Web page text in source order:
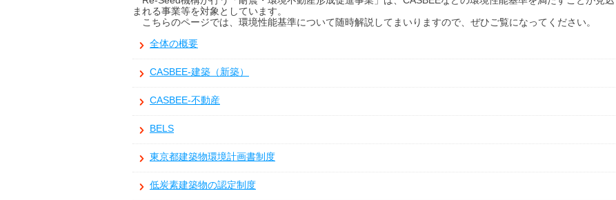
まれる事業等を対象としています。
こちらのページでは、環境性能基準について随時解説してまいりますので、ぜひご覧になってください。
全体の概要
CASBEE-建築（新築）
CASBEE-不動産
BELS
東京都建築物環境計画書制度
低炭素建築物の認定制度